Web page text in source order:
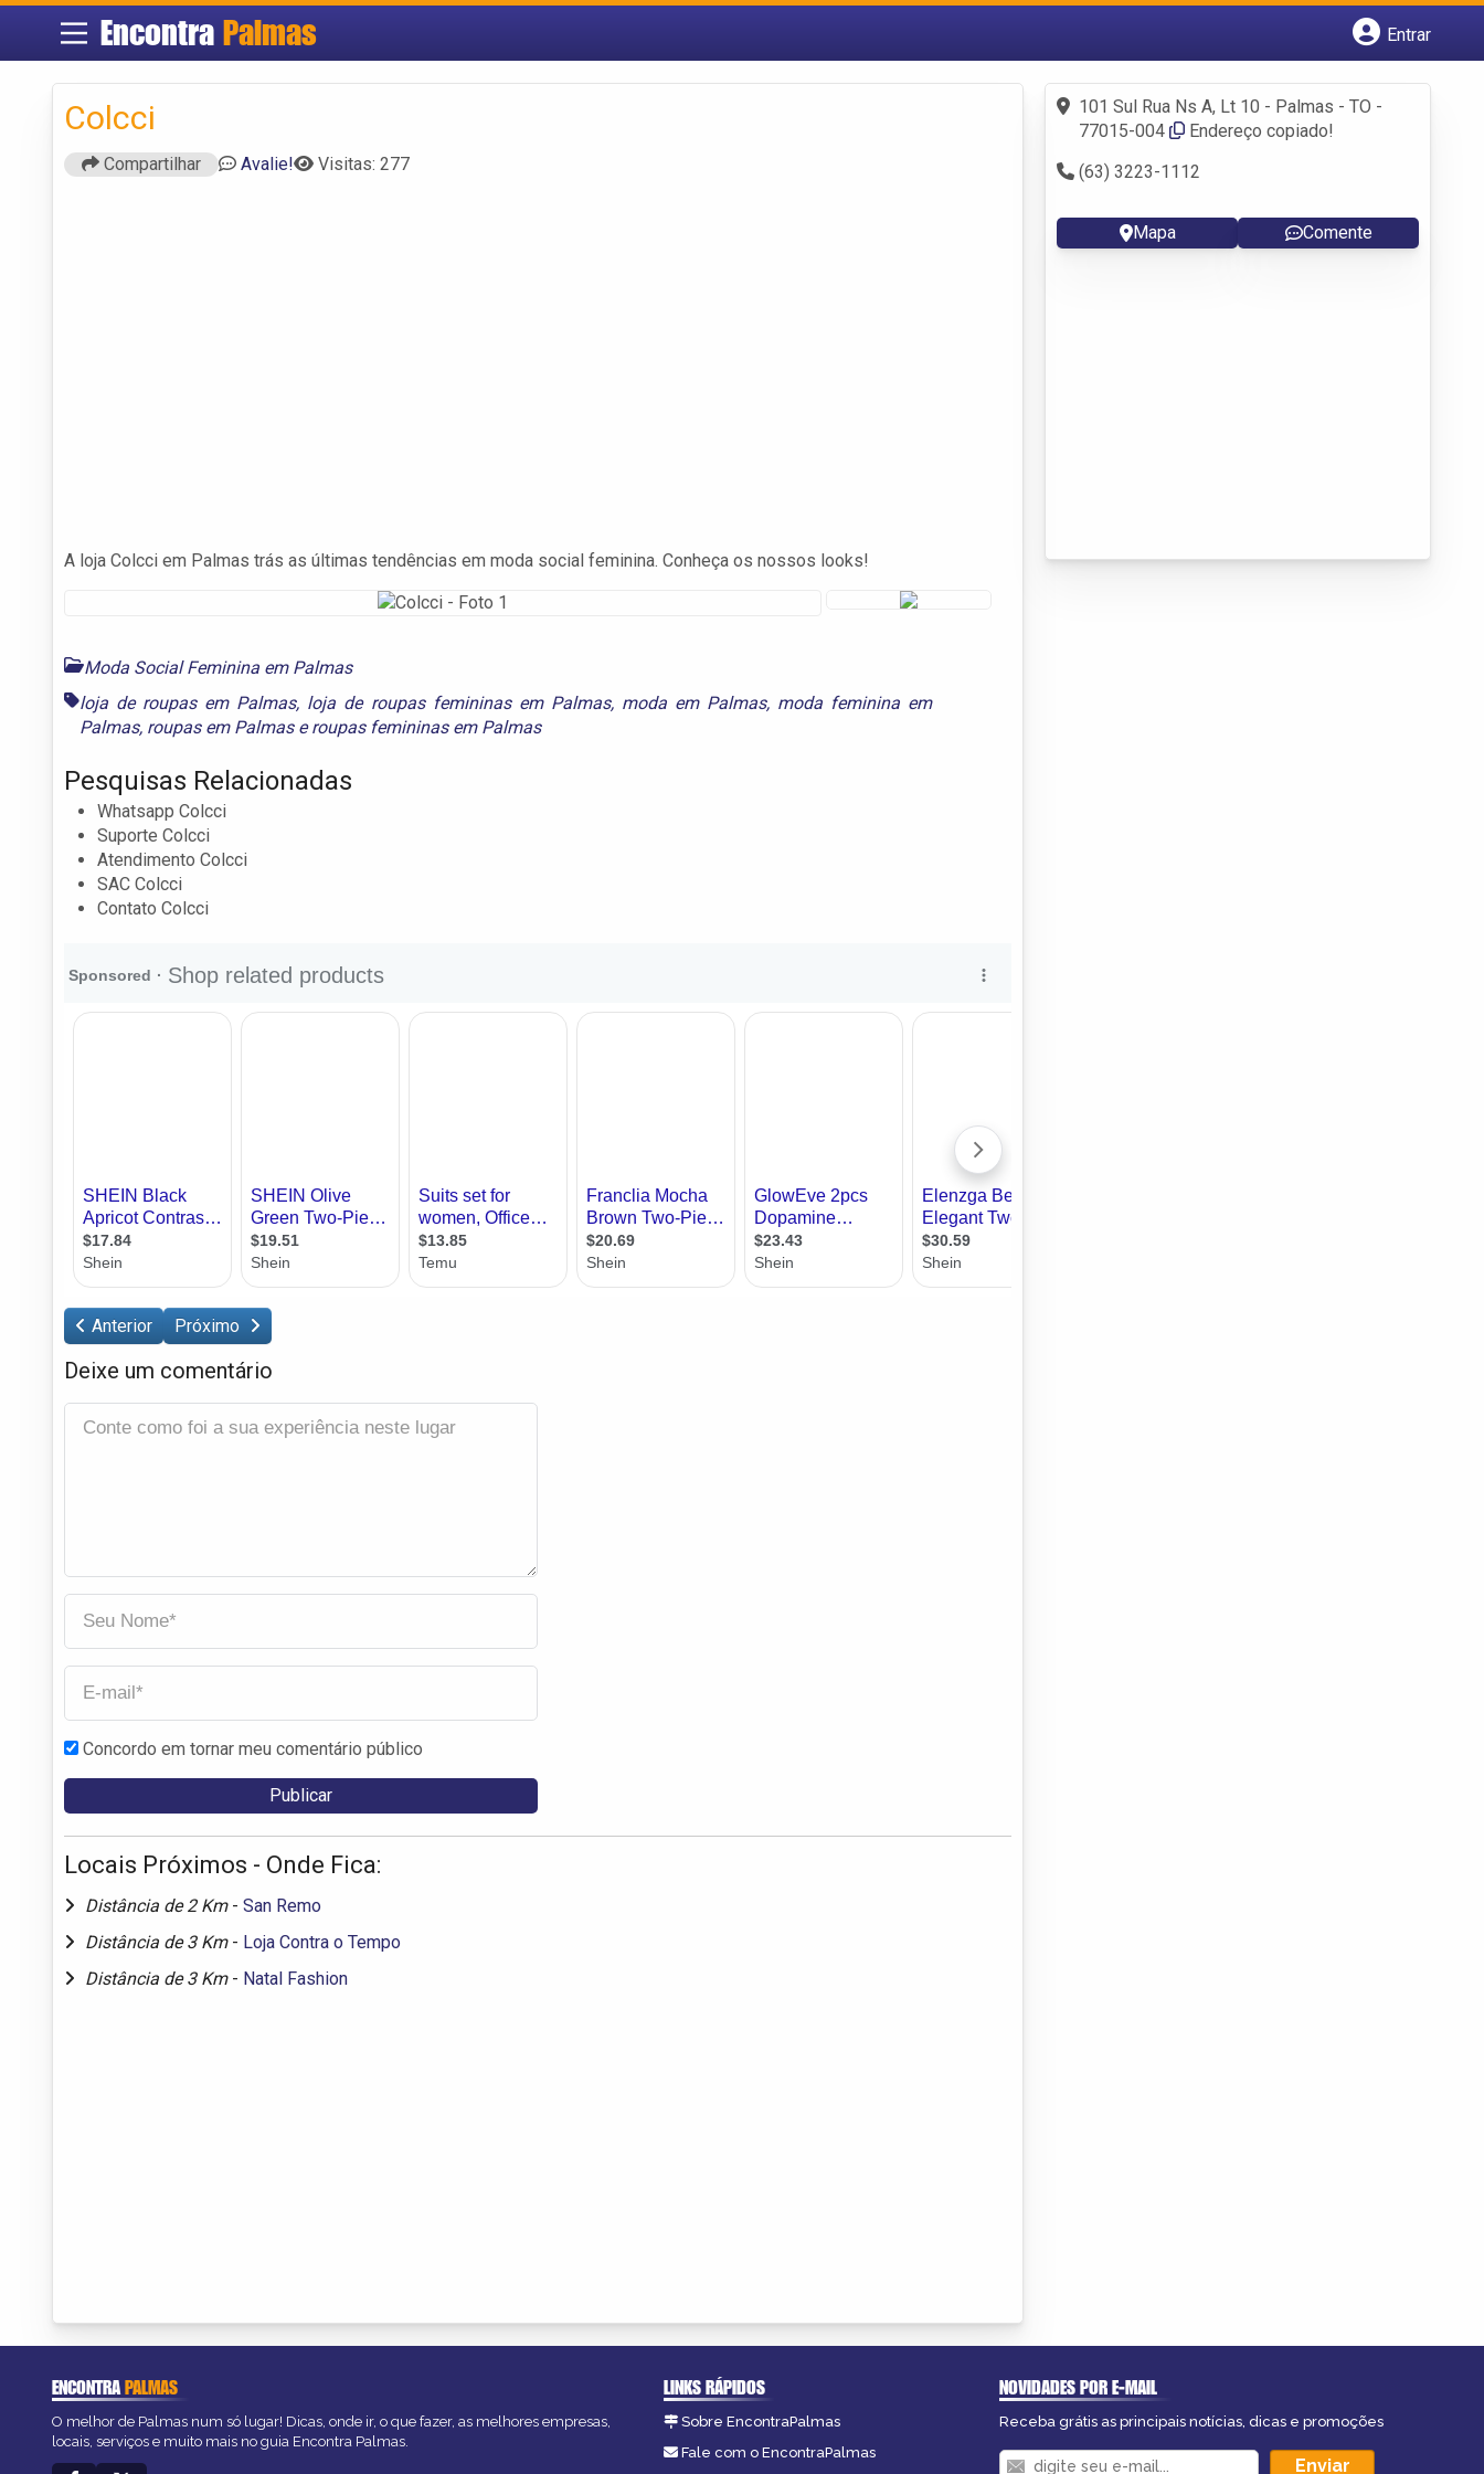
Encontra Palmas
Entrar
Fazer login
Criar conta
Colcci
Compartilhar Avalie! Visitas: 277
A loja Colcci em Palmas trás as últimas tendências em moda social feminina. Conheça os nossos looks!
Moda Social Feminina em Palmas
loja de roupas em Palmas, loja de roupas femininas em Palmas, moda em Palmas, moda feminina em
Palmas, roupas em Palmaseroupas femininas em Palmas
Pesquisas Relacionadas
Whatsapp Colcci
Suporte Colcci
Atendimento Colcci
SAC Colcci
Contato Colcci
Anterior Próximo
Deixe um comentário
Concordo em tornar meu comentário público
Locais Próximos - Onde Fica:
Distância de 2 Km - San Remo
Distância de 3 Km - Loja Contra o Tempo
Distância de 3 Km - Natal Fashion
101 Sul Rua Ns A, Lt 10 - Palmas - TO -
77015-004
Endereço copiado!
(63) 3223-1112
Mapa Comente
ENCONTRAPALMAS
O melhor de Palmas num só lugar! Dicas, onde ir, o que fazer, as melhores empresas,
locais, serviços e muito mais no guia Encontra Palmas.
LINKS RÁPIDOS
Sobre EncontraPalmas
Fale com o EncontraPalmas
NOVIDADES POR E-MAIL
Receba grátis as principais notícias, dicas e promoções